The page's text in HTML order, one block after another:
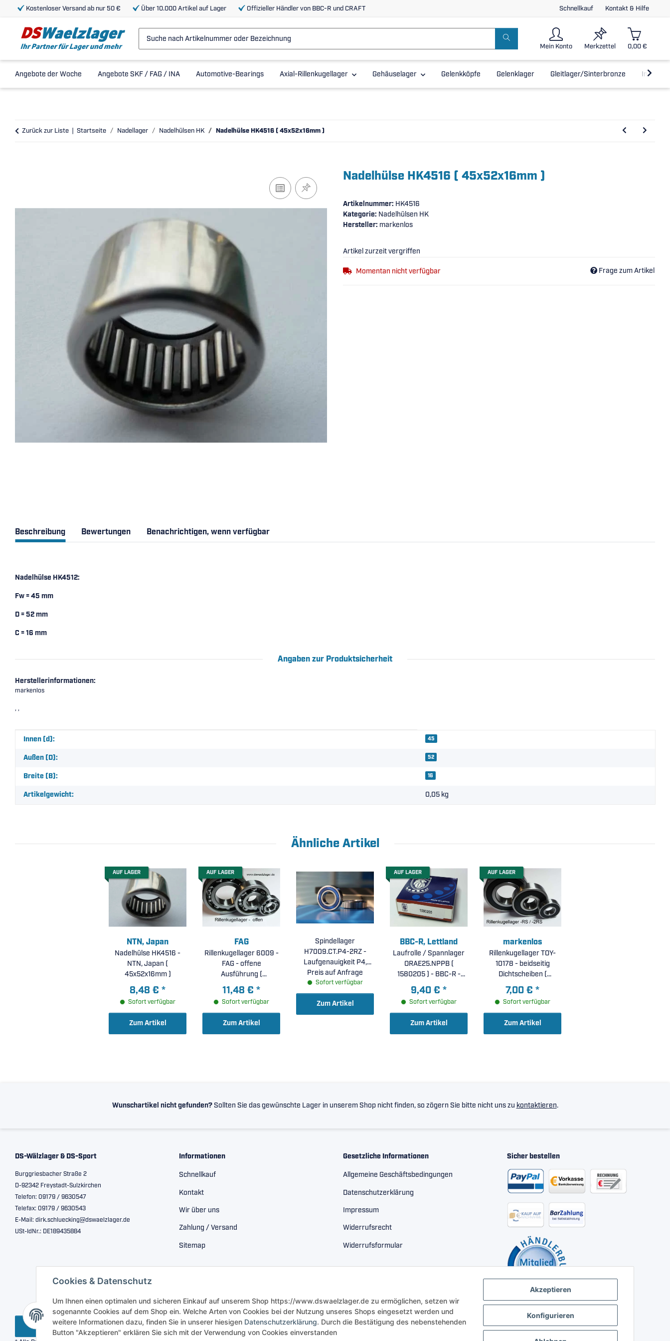
Akzeptieren
Konfigurieren
Cookies & Datenschutz
Um Ihnen einen optimalen und sicheren Einkauf auf unserem Shop https://www.dswaelzlager.de zu ermöglichen, setzen wir
sogenannte Cookies auf dem Shop ein. Welche Arten von Cookies bei der Nutzung unseres Shops eingesetzt werden und
weitere Informationen dazu, finden Sie in unserer hiesigen Datenschutzerklärung. Durch die Bestätigung des nebenstehenden
Button "Akzeptieren" erklären Sie sich mit der Verwendung von Cookies einverstanden
Schnellkauf Kontakt & Hilfe
Kostenloser Versand ab nur 50 € Über 10.000 Artikel auf Lager Offizieller Händler von BBC-R und CRAFT
Mein Konto Merkzettel 0,00 €
Angebote der Woche Angebote SKF / FAG / INA Automotive-Bearings Axial-Rillenkugellager Gehäuselager Gelenkköpfe Gelenklager Gleitlager/Sinterbronze Inline-
Zurück zur Liste Startseite Nadellager Nadelhülsen HK Nadelhülse HK4516 ( 45x52x16mm )
Nadelhülse HK4516 ( 45x52x16mm )
Artikelnummer: HK4516
Kategorie: Nadelhülsen HK
Hersteller: markenlos
Artikel zurzeit vergriffen
Momentan nicht verfügbar Frage zum Artikel
Beschreibung Bewertungen Benachrichtigen, wenn verfügbar
Nadelhülse HK4512:
Fw = 45 mm
D = 52 mm
C = 16 mm
Angaben zur Produktsicherheit
Herstellerinformationen:
markenlos
, ,
Produkteigenschaft
Wert
Innen (d): 45
Außen (D): 52
Breite (B): 16
Artikelgewicht: 0,05 kg
Ähnliche Artikel
AUF LAGER
NTN, Japan
Nadelhülse HK4516 -
NTN, Japan (
45x52x16mm )
8,48 € *
Sofort verfügbar
Zum Artikel
AUF LAGER
FAG
Rillenkugellager 6009 -
FAG - offene
Ausführung (
45x75x16mm )
11,48 € *
Sofort verfügbar
Zum Artikel
Spindellager
H7009.CT.P4-2RZ -
Laufgenauigkeit P4,
beidseitig
reibungsgarme
Dichtscheiben, mittlere
Vorspannung,
45x75x16mm
Preis auf Anfrage
Sofort verfügbar
Zum Artikel
AUF LAGER
BBC-R, Lettland
Laufrolle / Spannlager
ORAE25.NPPB (
1580205 ) - BBC-R -
Außenring ballig,
Stahldeckscheiben (
25x52x16mm )
9,40 € *
Sofort verfügbar
Zum Artikel
AUF LAGER
markenlos
Rillenkugellager TOY-
10178 - beidseitig
Dichtscheiben (
15x52x16mm )
7,00 € *
Sofort verfügbar
Zum Artikel
Wunschartikel nicht gefunden?Sollten Sie das gewünschte Lager in unserem Shop nicht finden, so zögern Sie bitte nicht uns zu kontaktieren.
DS-Wälzlager & DS-Sport
Burggriesbacher Straße 2
D-92342 Freystadt-Sulzkirchen
Telefon: 09179 / 9630547
Telefax: 09179 / 9630543
E-Mail: dirk.schluecking@dswaelzlager.de
USt-IdNr.: DE189435884
Informationen
Schnellkauf
Kontakt
Wir über uns
Zahlung / Versand
Sitemap
Gesetzliche Informationen
Allgemeine Geschäftsbedingungen
Datenschutzerklärung
Impressum
Widerrufsrecht
Widerrufsformular
Sicher bestellen
Vertrag widerrufen